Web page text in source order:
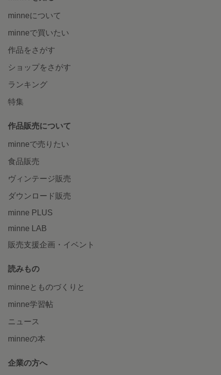
minneについて
minneで買いたい
作品をさがす
ショップをさがす
ランキング
特集
作品販売について
minneで売りたい
食品販売
ヴィンテージ販売
ダウンロード販売
minne PLUS
minne LAB
販売支援企画・イベント
読みもの
minneとものづくりと
minne学習帖
ニュース
minneの本
企業の方へ